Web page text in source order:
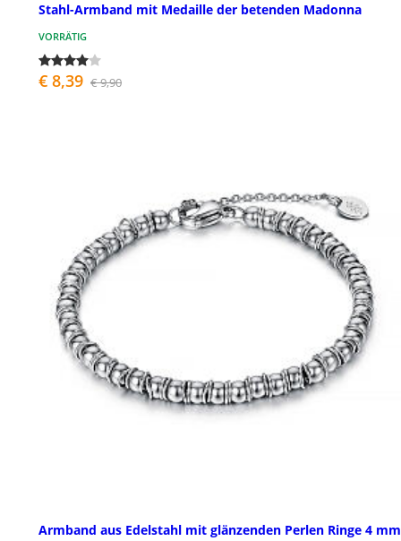
Stahl-Armband mit Medaille der betenden Madonna
VORRÄTIG
€ 8,39 € 9,90
Armband aus Edelstahl mit glänzenden Perlen Ringe 4 mm